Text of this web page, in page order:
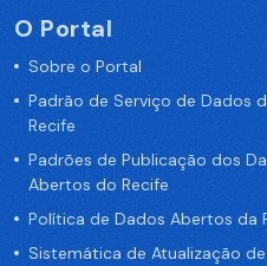
O Portal
Sobre o Portal
Padrão de Serviço de Dados
Recife
Padrões de Publicação dos
Abertos do Recife
Política de Dados Abertos da
Sistemática de Atualização